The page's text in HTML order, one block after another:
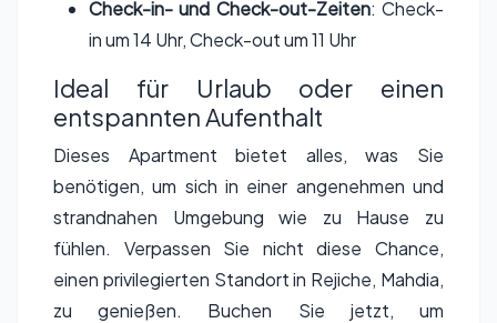
Check-in- und Check-out-Zeiten: Check-
in um 14 Uhr, Check-out um 11 Uhr
Ideal für Urlaub oder einen
entspannten Aufenthalt
Dieses Apartment bietet alles, was Sie
benötigen, um sich in einer angenehmen und
strandnahen Umgebung wie zu Hause zu
fühlen. Verpassen Sie nicht diese Chance,
einen privilegierten Standort in Rejiche, Mahdia,
zu genießen. Buchen Sie jetzt, um